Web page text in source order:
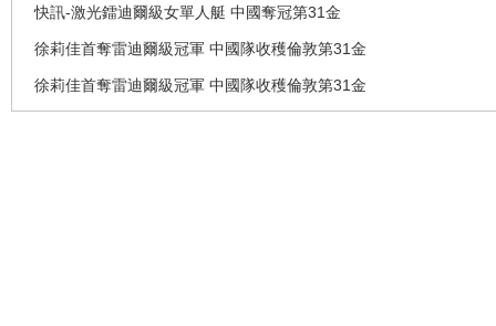
快訊-激光鐳迪爾級女單人艇 中國奪冠第31金
徐莉佳首奪雷迪爾級冠軍 中國隊收穫倫敦第31金
徐莉佳首奪雷迪爾級冠軍 中國隊收穫倫敦第31金